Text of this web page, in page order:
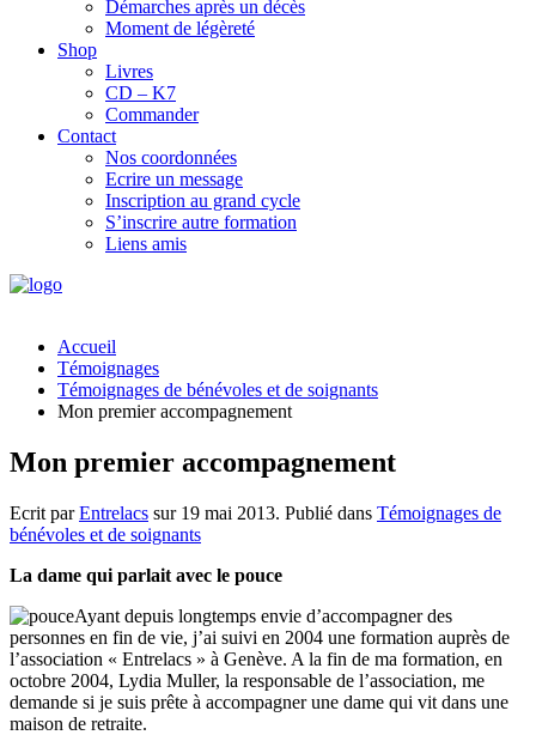
Démarches après un décès
Moment de légèreté
Shop
Livres
CD – K7
Commander
Contact
Nos coordonnées
Ecrire un message
Inscription au grand cycle
S’inscrire autre formation
Liens amis
Accueil
Témoignages
Témoignages de bénévoles et de soignants
Mon premier accompagnement
Mon premier accompagnement
Ecrit parEntrelacs sur 19 mai 2013. Publié dans Témoignages de
bénévoles et de soignants
La dame qui parlait avec le pouce
Ayant depuis longtemps envie d’accompagner des
personnes en fin de vie, j’ai suivi en 2004 une formation auprès de
l’association « Entrelacs » à Genève. A la fin de ma formation, en
octobre 2004, Lydia Muller, la responsable de l’association, me
demande si je suis prête à accompagner une dame qui vit dans une
maison de retraite.